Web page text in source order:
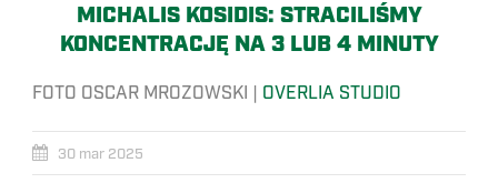
MICHALIS KOSIDIS: STRACILIŚMY
KONCENTRACJĘ NA 3 LUB 4 MINUTY
FOTO OSCAR MROZOWSKI | OVERLIA STUDIO
30 mar 2025